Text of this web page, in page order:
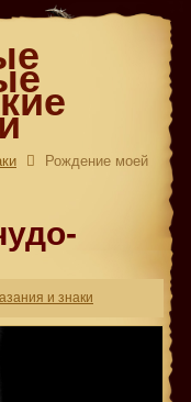
Рождение моей
и знаки